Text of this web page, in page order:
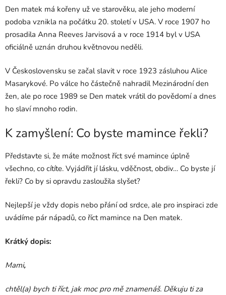
Den matek má kořeny už ve starověku, ale jeho moderní
podoba vznikla na počátku 20. století v USA. V roce 1907 ho
prosadila Anna Reeves Jarvisová a v roce 1914 byl v USA
oficiálně uznán druhou květnovou neděli.
V Československu se začal slavit v roce 1923 zásluhou Alice
Masarykové. Po válce ho částečně nahradil Mezinárodní den
žen, ale po roce 1989 se Den matek vrátil do povědomí a dnes
ho slaví mnoho rodin.
K zamyšlení: Co byste mamince řekli?
Představte si, že máte možnost říct své mamince úplně
všechno, co cítíte. Vyjádřit jí lásku, vděčnost, obdiv… Co byste jí
řekli? Co by si opravdu zasloužila slyšet?
Nejlepší je vždy dopis nebo přání od srdce, ale pro inspiraci zde
uvádíme pár nápadů, co říct mamince na Den matek.
Krátký dopis:
Mami,
chtěl(a) bych ti říct, jak moc pro mě znamenáš. Děkuju ti za